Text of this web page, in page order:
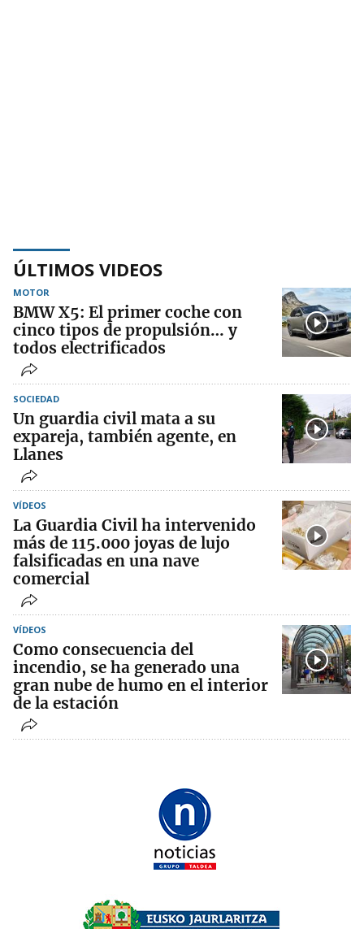
ÚLTIMOS VIDEOS
MOTOR
BMW X5: El primer coche con
cinco tipos de propulsión… y
todos electrificados
SOCIEDAD
Un guardia civil mata a su
expareja, también agente, en
Llanes
VÍDEOS
La Guardia Civil ha intervenido
más de 115.000 joyas de lujo
falsificadas en una nave
comercial
VÍDEOS
Como consecuencia del
incendio, se ha generado una
gran nube de humo en el interior
de la estación